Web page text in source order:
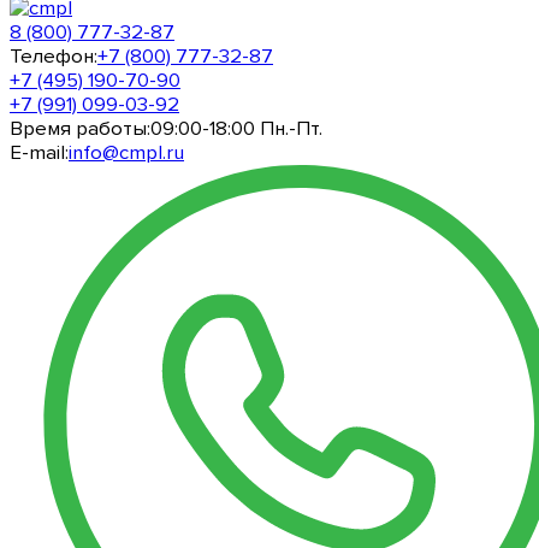
8 (800) 777-32-87
Телефон:+7 (800) 777-32-87
+7 (495) 190-70-90
+7 (991) 099-03-92
Время работы:09:00-18:00 Пн.-Пт.
E-mail:info@cmpl.ru